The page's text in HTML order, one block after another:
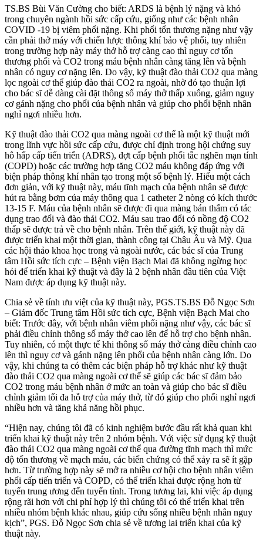
TS.BS Bùi Văn Cường cho biết: ARDS là bệnh lý nặng và khó
trong chuyên ngành hồi sức cấp cứu, giống như các bệnh nhân
COVID -19 bị viêm phổi nặng. Khi phổi tổn thương nặng như vậy
cần phải thở máy với chiến lược thông khí bảo vệ phổi, tuy nhiên
trong trường hợp này máy thở hỗ trợ càng cao thì nguy cơ tổn
thương phổi và CO2 trong máu bệnh nhân càng tăng lên và bệnh
nhân có nguy cơ nặng lên. Do vậy, kỹ thuật đào thải CO2 qua màng
lọc ngoài cơ thể giúp đào thải CO2 ra ngoài, nhờ đó tạo thuận lợi
cho bác sĩ dễ dàng cài đặt thông số máy thở thấp xuống, giảm nguy
cơ gánh nặng cho phổi của bệnh nhân và giúp cho phổi bệnh nhân
nghỉ ngơi nhiều hơn.
Kỹ thuật đào thải CO2 qua màng ngoài cơ thể là một kỹ thuật mới
trong lĩnh vực hồi sức cấp cứu, được chỉ định trong hội chứng suy
hô hấp cấp tiến triển (ADRS), đợt cấp bệnh phổi tắc nghẽn mạn tính
(COPD) hoặc các trường hợp tăng CO2 máu không đáp ứng với
biện pháp thông khí nhân tạo trong một số bệnh lý. Hiểu một cách
đơn giản, với kỹ thuật này, máu tĩnh mạch của bệnh nhân sẽ được
hút ra bằng bơm của máy thông qua 1 catheter 2 nòng có kích thước
13-15 F. Máu của bệnh nhân sẽ được đi qua màng bán thấm có tác
dụng trao đổi và đào thải CO2. Máu sau trao đổi có nồng độ CO2
thấp sẽ được trả về cho bệnh nhân. Trên thế giới, kỹ thuật này đã
được triển khai một thời gian, thành công tại Châu Âu và Mỹ. Qua
các hội thảo khoa học trong và ngoài nước, các bác sĩ của Trung
tâm Hồi sức tích cực – Bệnh viện Bạch Mai đã không ngừng học
hỏi để triển khai kỹ thuật và đây là 2 bệnh nhân đầu tiên của Việt
Nam được áp dụng kỹ thuật này.
Chia sẻ về tính ưu việt của kỹ thuật này, PGS.TS.BS Đỗ Ngọc Sơn
– Giám đốc Trung tâm Hồi sức tích cực, Bệnh viện Bạch Mai cho
biết: Trước đây, với bệnh nhân viêm phổi nặng như vậy, các bác sĩ
phải điều chỉnh thông số máy thở cao lên để hỗ trợ cho bệnh nhân.
Tuy nhiên, có một thực tế khi thông số máy thở càng điều chỉnh cao
lên thì nguy cơ và gánh nặng lên phổi của bệnh nhân càng lớn. Do
vậy, khi chúng ta có thêm các biện pháp hỗ trợ khác như kỹ thuật
đào thải CO2 qua màng ngoài cơ thể sẽ giúp các bác sĩ đảm bảo
CO2 trong máu bệnh nhân ở mức an toàn và giúp cho bác sĩ điều
chỉnh giảm tối đa hỗ trợ của máy thở, từ đó giúp cho phổi nghỉ ngơi
nhiều hơn và tăng khả năng hồi phục.
“Hiện nay, chúng tôi đã có kinh nghiệm bước đầu rất khả quan khi
triển khai kỹ thuật này trên 2 nhóm bệnh. Với việc sử dụng kỹ thuật
đào thải CO2 qua màng ngoài cơ thể qua đường tĩnh mạch thì mức
độ tổn thương về mạch máu, các biến chứng có thể xảy ra sẽ ít gặp
hơn. Từ trường hợp này sẽ mở ra nhiều cơ hội cho bệnh nhân viêm
phổi cấp tiến triển và COPD, có thể triển khai được rộng hơn từ
tuyến trung ương đến tuyến tỉnh. Trong tương lai, khi việc áp dụng
rộng rãi hơn với chi phí hợp lý thì chúng tôi có thể triển khai trên
nhiều nhóm bệnh khác nhau, giúp cứu sống nhiều bệnh nhân nguy
kịch”, PGS. Đỗ Ngọc Sơn chia sẻ về tương lai triển khai của kỹ
thuật này.